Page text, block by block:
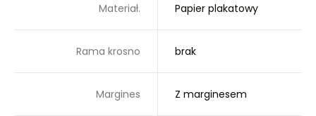
Materiał. Papier plakatowy
Rama krosno brak
Margines Z marginesem